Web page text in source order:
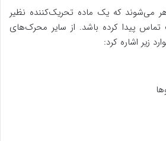
می‌شوند که یک ماده تحریک‌کننده نظیر
پیدا کرده باشد. از سایر محرک‌های
زیر اشاره کرد: